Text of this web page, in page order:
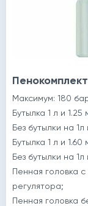
Максимум: 180
Бутылка 1 л и
Без бутылки на
Бутылка 1 л и
Без бутылки на
Пенная головка с
регулятора;
Пенная головка